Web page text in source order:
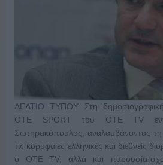
ΔΕΛΤΙΟ ΤΥΠΟΥ Στη
OTE SPORT του OTE TV
Σωτηρακόπουλος, αναλαμβάνοντας
τις κορυφαίες ελληνικές και διεθνείς
ο ΟΤΕ TV, αλλά και παρουσία-